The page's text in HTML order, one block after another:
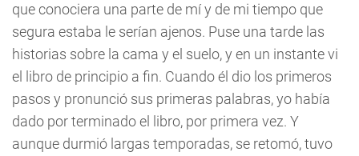
que conociera una parte de mí y de mi tiempo que
segura estaba le serían ajenos. Puse una tarde las
historias sobre la cama y el suelo, y en un instante vi
el libro de principio a fin. Cuando él dio los primeros
pasos y pronunció sus primeras palabras, yo había
dado por terminado el libro, por primera vez. Y
aunque durmió largas temporadas, se retomó, tuvo